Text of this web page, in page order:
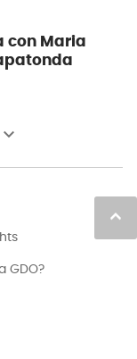
con Maria
keyboard_arrow_down
keyboard_arrow_up
GDO?